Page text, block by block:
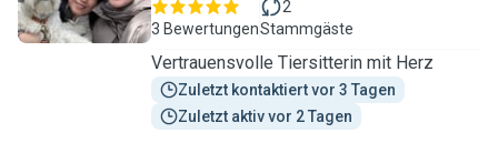
3 Bewertungen
2
Stammgäste
Vertrauensvolle Tiersitterin mit Herz
Zuletzt kontaktiert vor 3 Tagen
Zuletzt aktiv vor 2 Tagen